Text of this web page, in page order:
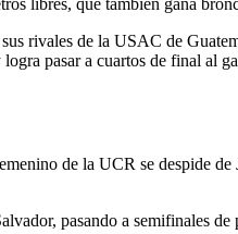
rivales de la USAC de
pasar a cuartos de final al
de la UCR se despide
pasando a semifinales de